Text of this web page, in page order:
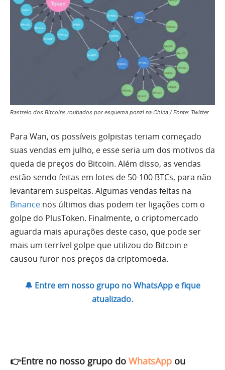
Rastreio dos Bitcoins roubados por esquema ponzi na China / Fonte: Twitter
Para Wan, os possíveis golpistas teriam começado
suas vendas em julho, e esse seria um dos motivos da
queda de preços do Bitcoin. Além disso, as vendas
estão sendo feitas em lotes de 50-100 BTCs, para não
levantarem suspeitas. Algumas vendas feitas na
Binance nos últimos dias podem ter ligações com o
golpe do PlusToken. Finalmente, o criptomercado
aguarda mais apurações deste caso, que pode ser
mais um terrível golpe que utilizou do Bitcoin e
causou furor nos preços da criptomoeda.
🔔 Entre em nosso grupo no WhatsApp e fique
atualizado.
👉Entre no nosso grupo do WhatsApp ou